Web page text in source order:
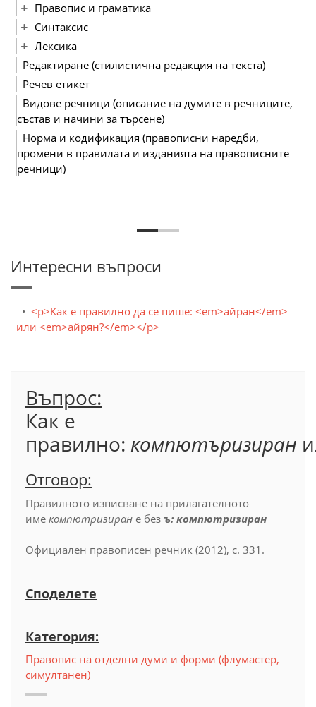
Правопис и граматика
Синтаксис
Лексика
Редактиране (стилистична редакция на текста)
Речев етикет
Видове речници (описание на думите в речниците,
състав и начини за търсене)
Норма и кодификация (правописни наредби,
промени в правилата и изданията на правописните
речници)
Интересни въпроси
<p>Как е правилно да се пише: <em>айран</em>
или <em>айрян?</em></p>
Въпрос:
Как е
правилно: компютъризиран
Отговор:
Правилното изписване на прилагателното
име компютризиран е без ъ: компютризиран
Официален правописен речник (2012), с. 331.
Споделете
Категория:
Правопис на отделни думи и форми (флумастер,
симултанен)